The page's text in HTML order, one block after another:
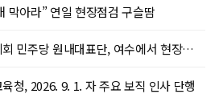
막아라” 연일 현장점검 구슬땀
당 원내대표단, 여수에서 현장정책회의 개최
청, 2026. 9. 1. 자 주요 보직 인사 단행